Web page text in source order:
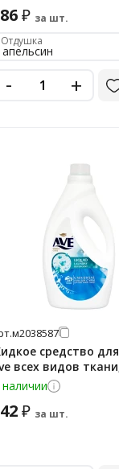
₽ за шт.
Отдушка
апельсин
- +
м2038587
средство
всех видов
₽ за шт.